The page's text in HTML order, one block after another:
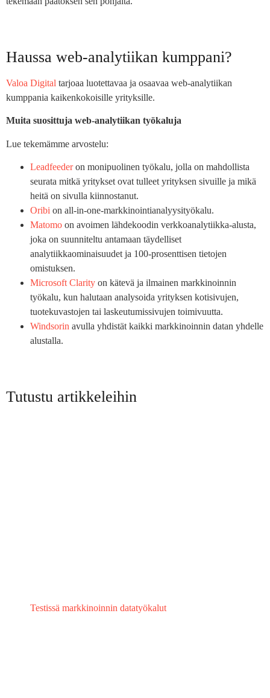
Haussa web-analytiikan kumppani?
Valoa Digital tarjoaa luotettavaa ja osaavaa web-analytiikan
kumppania kaikenkokoisille yrityksille.
Muita suosittuja web-analytiikan työkaluja
Lue tekemämme arvostelu:
Leadfeederon monipuolinen työkalu, jolla on mahdollista
seurata mitkä yritykset ovat tulleet yrityksen sivuille ja mikä
heitä on sivulla kiinnostanut.
Oribi on all-in-one-markkinointianalyysityökalu.
Matomo on avoimen lähdekoodin verkkoanalytiikka-alusta,
joka on suunniteltu antamaan täydelliset
analytiikkaominaisuudet ja 100-prosenttisen tietojen
omistuksen.
Microsoft Clarity on kätevä ja ilmainen markkinoinnin
työkalu, kun halutaan analysoida yrityksen kotisivujen,
tuotekuvastojen tai laskeutumissivujen toimivuutta.
Windsorin avulla yhdistät kaikki markkinoinnin datan yhdelle
alustalla.
Tutustu artikkeleihin
Testissä markkinoinnin datatyökalut